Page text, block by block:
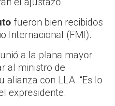
fueron bien recibidos
Internacional (FMI).
a la plana mayor
al ministro de
alianza con LLA. “Es lo
expresidente.